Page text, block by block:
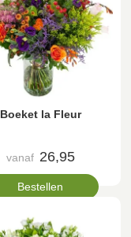
Boeket la Fleur
vanaf 26,95
Bestellen